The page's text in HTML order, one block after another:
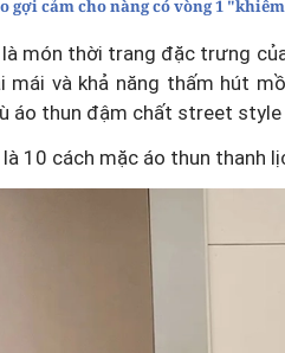
gợi cảm cho nàng có vòng 1
món thời trang đặc trưng
mái và khả năng thấm hút
áo thun đậm chất street
là 10 cách mặc áo thun thanh